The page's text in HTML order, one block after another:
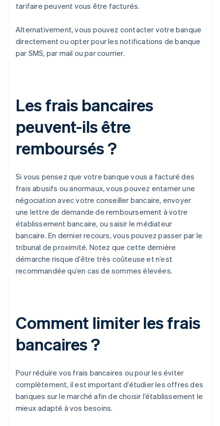
tarifaire peuvent vous être facturés.
Alternativement, vous pouvez contacter votre banque
directement ou opter pour les notifications de banque
par SMS, par mail ou par courrier.
Les frais bancaires
peuvent-ils être
remboursés ?
Si vous pensez que votre banque vous a facturé des
frais abusifs ou anormaux, vous pouvez entamer une
négociation avec votre conseiller bancaire, envoyer
une lettre de demande de remboursement à votre
établissement bancaire, ou saisir le médiateur
bancaire. En dernier recours, vous pouvez passer par le
tribunal de proximité. Notez que cette dernière
démarche risque d’être très coûteuse et n’est
recommandée qu’en cas de sommes élevées.
Comment limiter les frais
bancaires ?
Pour réduire vos frais bancaires ou pour les éviter
complètement, il est important d’étudier les offres des
banques sur le marché afin de choisir l’établissement le
mieux adapté à vos besoins.